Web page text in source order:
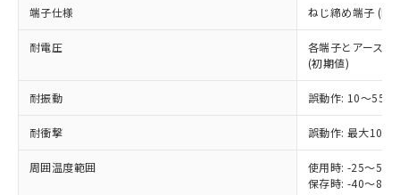
端子仕様 ねじ締め端子
耐電圧
各端子とアース
(初期値)
耐振動 誤動作: 10～
耐衝撃 誤動作: 最大
周囲温度範囲
使用時: -25～55℃
保存時: -40～80℃
ご利用条件
以下の条件をお読みいただき、同意のうえ
本サービスは、当社制御機器事業取扱
商品の当社在庫状況および標準価格
(税抜)を提供させていただくもので
対応予定：EU RoHS指令（10物質）の非含
有に対応した製品に切り替える予定のある
対応予定なし：EU RoHS指令（10物質）の
非含有に非対応の商品で、対応品を出す予
調査・確認中：EU RoHS指令（10物質）の
非含有の対応状況を調査中または確認中の
非該当品：ライセンス料など無形物で、有
「○」：最大均質材料含有率が中国RoHSの